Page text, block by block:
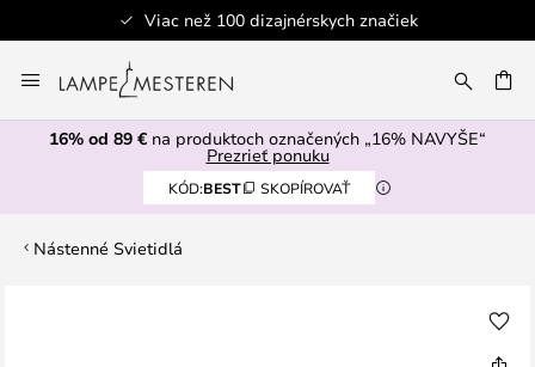
Viac než 100 dizajnérskych značiek
to
Content
16% od 89 € na produktoch označených „16% NAVYŠE“
Prezrieť ponuku
KÓD:BEST SKOPÍROVAŤ
Nástenné Svietidlá